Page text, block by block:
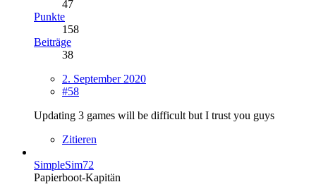
47
Punkte
158
Beiträge
38
2. September 2020
#58
Updating 3 games will be difficult but I trust you guys
Zitieren
SimpleSim72
Papierboot-Kapitän